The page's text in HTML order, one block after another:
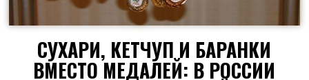
СУХАРИ, КЕТЧУП И БАРАНКИ
ВМЕСТО МЕДАЛЕЙ: В РОССИИ